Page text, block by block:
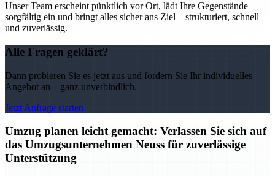
Unser Team erscheint pünktlich vor Ort, lädt Ihre Gegenstände
sorgfältig ein und bringt alles sicher ans Ziel – strukturiert, schnell
und zuverlässig.
Alle Fragen geklärt?
Dann probieren Sie es jetzt aus und fordern Sie Ihr individuelles
Angebot an – ganz unverbindlich.
Jetzt Anfrage starten
Umzug planen leicht gemacht: Verlassen Sie sich auf
das Umzugsunternehmen Neuss für zuverlässige
Unterstützung